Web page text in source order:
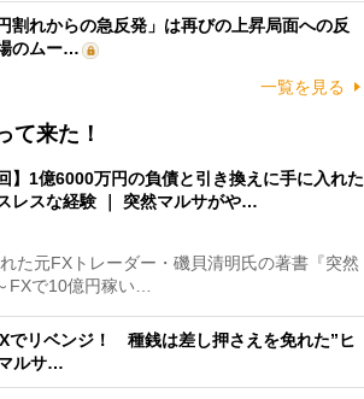
割れからの急反発」は再びの上昇局面への反
のムー…
一覧を見る
て来た！
】1億6000万円の負債と引き換えに手に入れた
レスな経験 ｜ 突然マルサがや…
た元FXトレーダー・磯貝清明氏の著書『突然
FXで10億円稼い…
でリベンジ！ 種銭は差し押さえを免れた”ヒ
ルサ…